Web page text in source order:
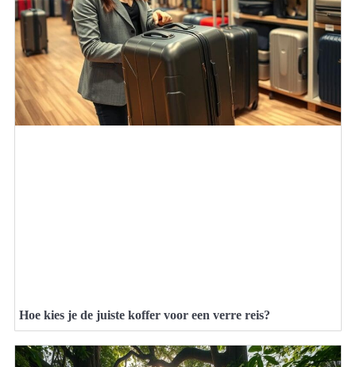
Hoe kies je de juiste koffer voor een verre reis?